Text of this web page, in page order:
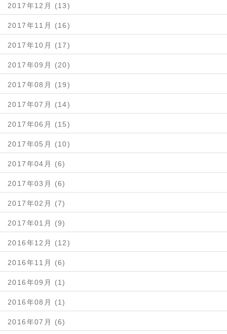
2017年12月 (13)
2017年11月 (16)
2017年10月 (17)
2017年09月 (20)
2017年08月 (19)
2017年07月 (14)
2017年06月 (15)
2017年05月 (10)
2017年04月 (6)
2017年03月 (6)
2017年02月 (7)
2017年01月 (9)
2016年12月 (12)
2016年11月 (6)
2016年09月 (1)
2016年08月 (1)
2016年07月 (6)